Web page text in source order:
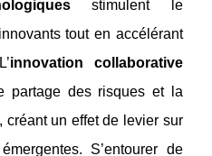
stimulent le
tout en accélérant
innovation collaborative
partage des risques et la
créant un effet de levier sur
S’entourer de